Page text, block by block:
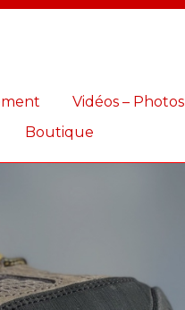
Vidéos – Photos
Boutique